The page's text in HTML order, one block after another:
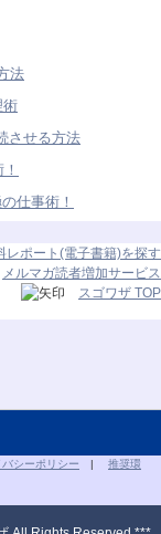
法
術
させる方法
仕事術！
レポート(電子書籍)を探す
メルマガ読者増加サービス
スゴワザ TOP
バシーポリシー | 推奨環